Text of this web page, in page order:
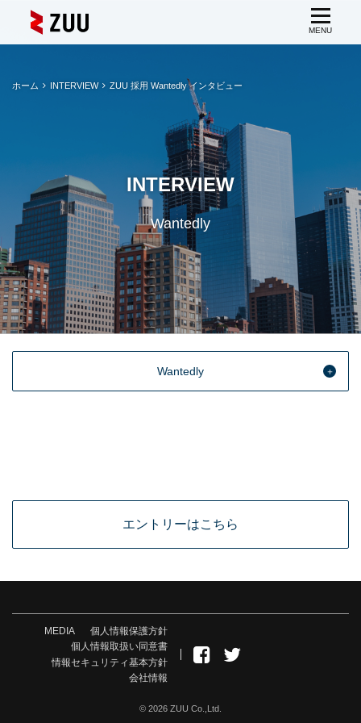
ホーム INTERVIEW ZUU 採用 Wantedly インタビュー
INTERVIEW
Wantedly
Wantedly
エントリーはこちら
MEDIA
個人情報保護方針
個人情報取扱い同意書
情報セキュリティ基本方針
会社情報
© 2026 ZUU Co.,Ltd.